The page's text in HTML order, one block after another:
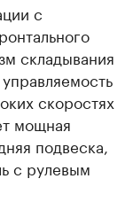
с
складывания
скоростях
мощная
подвеска,
с рулевым